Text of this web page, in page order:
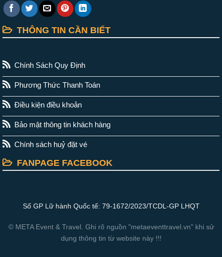
THÔNG TIN CẦN BIẾT
Chính Sách Quy Định
Phương Thức Thanh Toán
Điều kiện điều khoản
Bảo mật thông tin khách hàng
Chính sách huỷ đặt vé
FANPAGE FACEBOOK
Số GP Lữ hành Quốc tế: 79-1672/2023/TCDL-GP LHQT
© META Event & Travel. Ghi rõ nguồn "metaeventtravel.vn" khi sử
dụng thông tin từ website này !!!